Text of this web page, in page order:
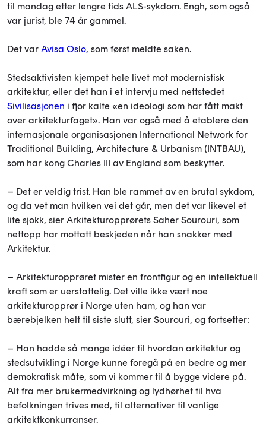
til mandag etter lengre tids ALS-sykdom. Engh, som også
var jurist, ble 74 år gammel.
Det var Avisa Oslo, som først meldte saken.
Stedsaktivisten kjempet hele livet mot modernistisk
arkitektur, eller det han i et intervju med nettstedet
Sivilisasjonen i fjor kalte «en ideologi som har fått makt
over arkitekturfaget». Han var også med å etablere den
internasjonale organisasjonen International Network for
Traditional Building, Architecture & Urbanism (INTBAU),
som har kong Charles III av England som beskytter.
– Det er veldig trist. Han ble rammet av en brutal sykdom,
og da vet man hvilken vei det går, men det var likevel et
lite sjokk, sier Arkitekturopprørets Saher Sourouri, som
nettopp har mottatt beskjeden når han snakker med
Arkitektur.
– Arkitekturopprøret mister en frontfigur og en intellektuell
kraft som er uerstattelig. Det ville ikke vært noe
arkitekturopprør i Norge uten ham, og han var
bærebjelken helt til siste slutt, sier Sourouri, og fortsetter:
– Han hadde så mange idéer til hvordan arkitektur og
stedsutvikling i Norge kunne foregå på en bedre og mer
demokratisk måte, som vi kommer til å bygge videre på.
Alt fra mer brukermedvirkning og lydhørhet til hva
befolkningen trives med, til alternativer til vanlige
arkitektkonkurranser.